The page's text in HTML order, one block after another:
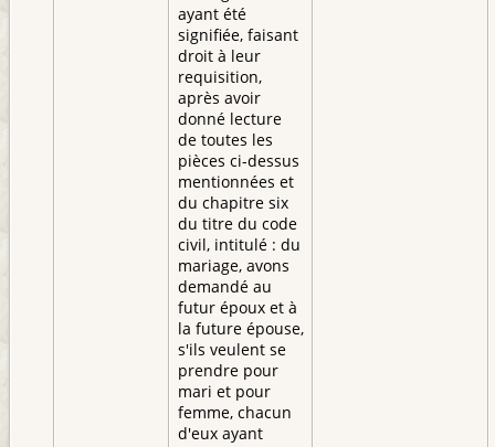
ayant été
signifiée, faisant
droit à leur
requisition,
après avoir
donné lecture
de toutes les
pièces ci-dessus
mentionnées et
du chapitre six
du titre du code
civil, intitulé : du
mariage, avons
demandé au
futur époux et à
la future épouse,
s'ils veulent se
prendre pour
mari et pour
femme, chacun
d'eux ayant